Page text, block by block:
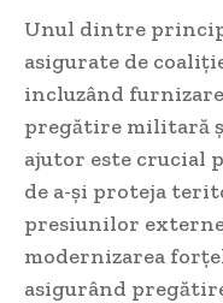
Unul dintre
asigurate de
incluzând
pregătire militară
ajutor este crucial
de a-și proteja
presiunilor
modernizarea
asigurând